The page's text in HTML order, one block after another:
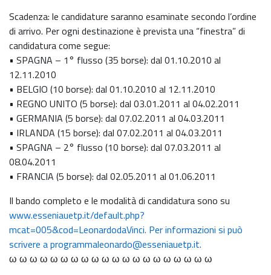
Scadenza: le candidature saranno esaminate secondo l’ordine
di arrivo. Per ogni destinazione è prevista una “finestra” di
candidatura come segue:
• SPAGNA – 1° flusso (35 borse): dal 01.10.2010 al
12.11.2010
• BELGIO (10 borse): dal 01.10.2010 al 12.11.2010
• REGNO UNITO (5 borse): dal 03.01.2011 al 04.02.2011
• GERMANIA (5 borse): dal 07.02.2011 al 04.03.2011
• IRLANDA (15 borse): dal 07.02.2011 al 04.03.2011
• SPAGNA – 2° flusso (10 borse): dal 07.03.2011 al
08.04.2011
• FRANCIA (5 borse): dal 02.05.2011 al 01.06.2011
Il bando completo e le modalità di candidatura sono su
www.esseniauetp.it/default.php?
mcat=005&cod=LeonardodaVinci. Per informazioni si può
scrivere a programmaleonardo@esseniauetp.it.
ω ω ω ω ω ω ω ω ω ω ω ω ω ω ω ω ω ω ω ω